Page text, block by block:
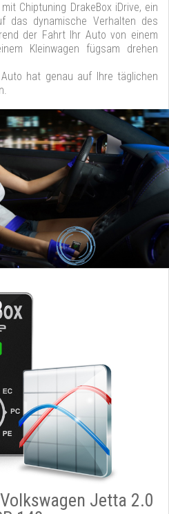
Chiptuning DrakeBox iDrive, ein
das dynamische Verhalten des
der Fahrt Ihr Auto von einem
Kleinwagen fügsam drehen
hat genau auf Ihre täglichen
Jetta 2.0